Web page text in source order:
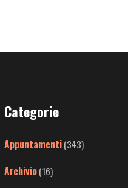
Categorie
Appuntamenti(343)
Archivio(16)